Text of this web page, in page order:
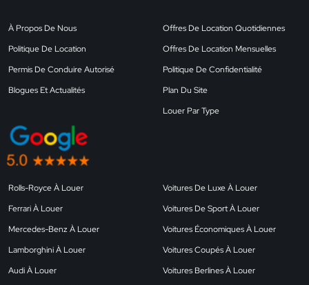
À Propos De Nous
Politique De Location
Permis De Conduire Autorisé
Blogues Et Actualités
Offres De Location Quotidiennes
Offres De Location Mensuelles
Politique De Confidentialité
Plan Du Site
Louer Par Type
Rolls-Royce À Louer
Ferrari À Louer
Mercedes-Benz À Louer
Lamborghini À Louer
Audi À Louer
Voitures De Luxe À Louer
Voitures De Sport À Louer
Voitures Économiques À Louer
Voitures Coupés À Louer
Voitures Berlines À Louer